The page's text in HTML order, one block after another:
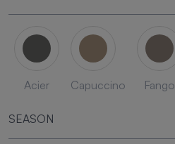
Acier Capuccino Fango
SEASON